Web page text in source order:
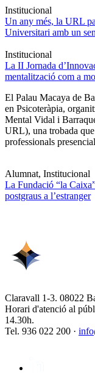
Institucional
Un any més, la URL
Universitari amb un
Institucional
La II Jornada
mentalització com a
El Palau Macaya de
en Psicoteràpia,
Mental Vidal i
URL), una trobada
professionals
Alumnat, Institucional
La Fundació “la
postgraus a l’estranger
Claravall 1-3. 08022
Horari d'atenció al
14.30h.
Tel. 936 022 200 ·